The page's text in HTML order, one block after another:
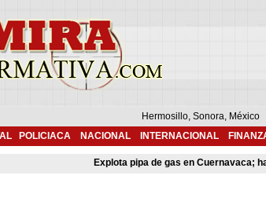
Hermosillo, Sonora,
POLICIACA NACIONAL INTERNACIONAL
Explota pipa de gas en Cuernavaca;